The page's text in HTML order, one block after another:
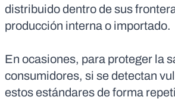
distribuido dentro de sus
producción interna o importado.
En ocasiones, para proteger la
consumidores, si se detectan
estos estándares de forma